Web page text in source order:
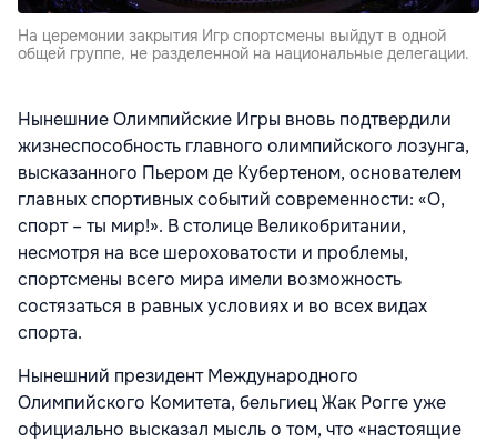
Hа церемонии закрытия Игр спортсмены выйдут в одной
общей группе, не разделенной на национальные делегации.
Нынешние Олимпийские Игры вновь подтвердили
жизнеспособность главного олимпийского лозунга,
высказанного Пьером де Кубертеном, основателем
главных спортивных событий современности: «О,
спорт – ты мир!». В столице Великобритании,
несмотря на все шероховатости и проблемы,
спортсмены всего мира имели возможность
состязаться в равных условиях и во всех видах
спорта.
Нынешний президент Международного
Олимпийского Комитета, бельгиец Жак Рогге уже
официально высказал мысль о том, что «настоящие